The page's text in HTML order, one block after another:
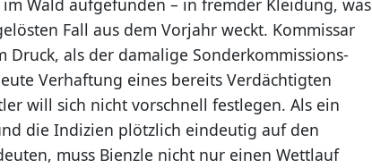
Wald aufgefunden – in fremder Kleidung, was
Fall aus dem Vorjahr weckt. Kommissar
Druck, als der damalige Sonderkommissions-
Verhaftung eines bereits Verdächtigten
will sich nicht vorschnell festlegen. Als ein
die Indizien plötzlich eindeutig auf den
muss Bienzle nicht nur einen Wettlauf